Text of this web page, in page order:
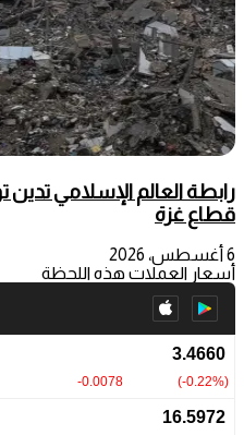
رابطة العالم الإسلامي تدين
قطاع غزة
6 أغسطس، 2026
أسعار العملات هذه اللحظة